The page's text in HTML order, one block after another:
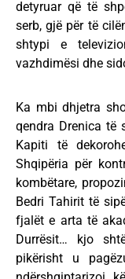
detyruar që të
serb, gjë për të
shtypi e
vazhdimësi dhe
Ka mbi dhjetra
qendra Drenica të
Kapiti të
Shqipëria për
kombëtare,
Bedri Tahirit të
fjalët e arta të
Durrësit… kjo
pikërisht u